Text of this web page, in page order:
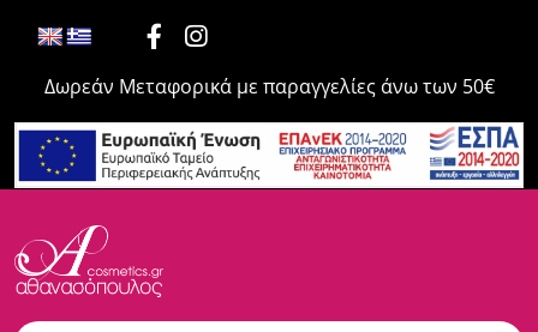
Δωρεάν Μεταφορικά με παραγγελίες άνω των 50€